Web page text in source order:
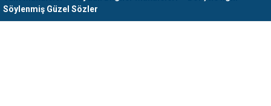
Söylenmiş Güzel Sözler